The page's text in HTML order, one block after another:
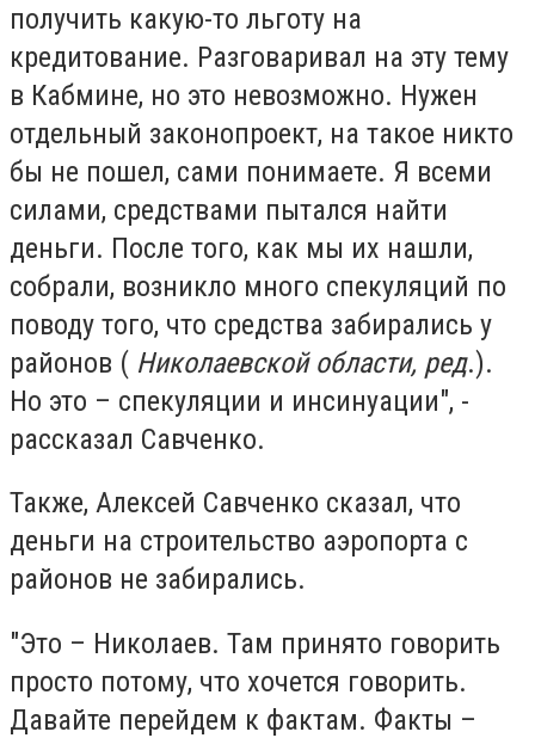
получить какую-то льготу на
кредитование. Разговаривал на эту тему
в Кабмине, но это невозможно. Нужен
отдельный законопроект, на такое никто
бы не пошел, сами понимаете. Я всеми
силами, средствами пытался найти
деньги. После того, как мы их нашли,
собрали, возникло много спекуляций по
поводу того, что средства забирались у
районов ( Николаевской области, ред.).
Но это – спекуляции и инсинуации", -
рассказал Савченко.
Также, Алексей Савченко сказал, что
деньги на строительство аэропорта с
районов не забирались.
"Это – Николаев. Там принято говорить
просто потому, что хочется говорить.
Давайте перейдем к фактам. Факты –